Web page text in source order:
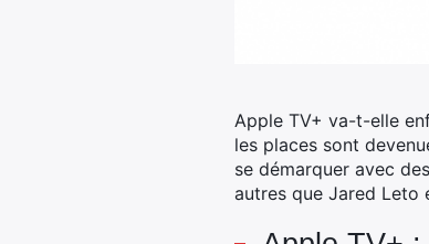
Apple TV+ va-t-elle
les places sont
se démarquer avec
autres que Jared Leto